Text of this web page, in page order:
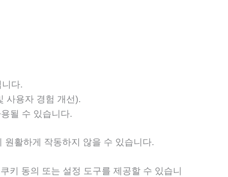
다.
사용자 경험 개선).
될 수 있습니다.
활하게 작동하지 않을 수 있습니다.
키 동의 또는 설정 도구를 제공할 수 있습니